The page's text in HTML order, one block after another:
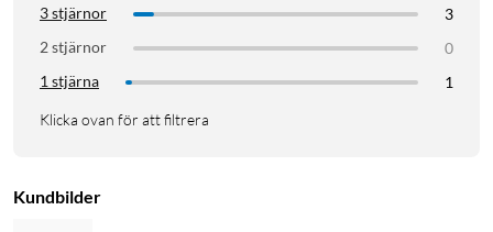
3 stjärnor
3
2 stjärnor
0
1 stjärna
1
Klicka ovan för att filtrera
Kundbilder